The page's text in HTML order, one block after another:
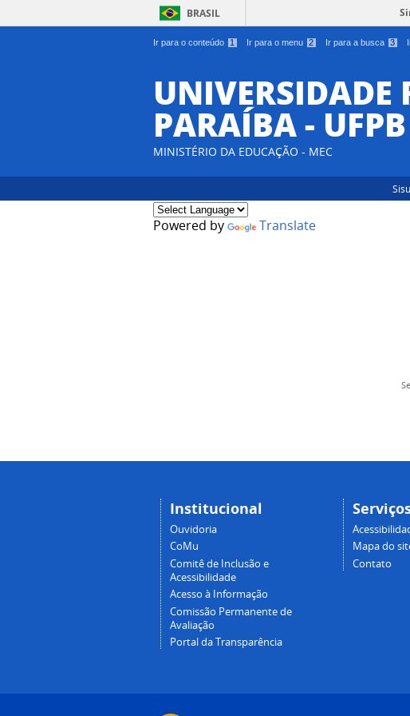
Ir para o conteúdo 1 Ir para o menu 2 Ir para a busca 3
BRASIL
UNIVERSIDADE
PARAÍBA - UFPB
MINISTÉRIO DA EDUCAÇÃO - MEC
Sisu
Powered by Translate
Institucional
Ouvidoria
CoMu
Comitê de Inclusão e
Acessibilidade
Acesso à Informação
Comissão Permanente de
Avaliação
Portal da Transparência
Mapa do
Contato